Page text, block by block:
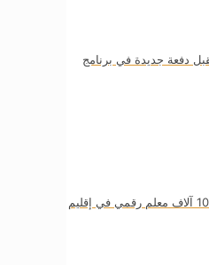
دفعة جديدة في برنامج
المدرسة الرقمية تطلق مبادرة لتأهيل 10 آلاف معلم رقمي في إقليم